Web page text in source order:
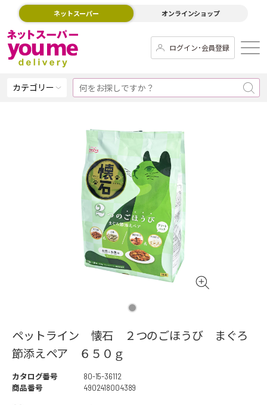
ネットスーパー オンラインショップ
ログイン･会員登録
カテゴリー
ペットライン 懐石 ２つのごほうび まぐろ
節添えペア ６５０ｇ
カタログ番号
80-15-36112
商品番号
4902418004389